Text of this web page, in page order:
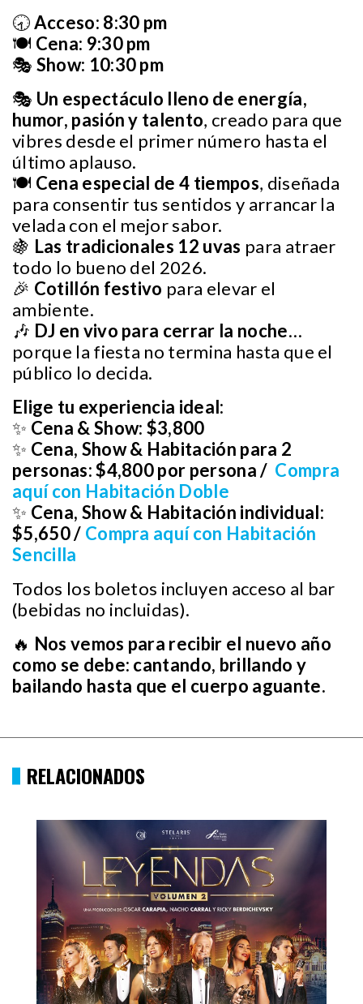
🕣Acceso: 8:30 pm
🍽️ Cena: 9:30 pm
🎭 Show: 10:30 pm
🎭 Un espectáculo lleno de energía,
humor, pasión y talento, creado para que
vibres desde el primer número hasta el
último aplauso.
🍽️ Cena especial de 4 tiempos, diseñada
para consentir tus sentidos y arrancar la
velada con el mejor sabor.
🍇 Las tradicionales 12 uvas para atraer
todo lo bueno del 2026.
🎉 Cotillón festivo para elevar el
ambiente.
🎶 DJ en vivo para cerrar la noche…
porque la fiesta no termina hasta que el
público lo decida.
Elige tu experiencia ideal:
✨ Cena & Show: $3,800
✨ Cena, Show & Habitación para 2
personas:$4,800 por persona / Compra
aquí con Habitación Doble
✨ Cena, Show & Habitación individual:
$5,650 / Compra aquí con Habitación
Sencilla
Todos los boletos incluyen acceso al bar
(bebidas no incluidas).
🔥 Nos vemos para recibir el nuevo año
como se debe: cantando, brillando y
bailando hasta que el cuerpo aguante.
RELACIONADOS